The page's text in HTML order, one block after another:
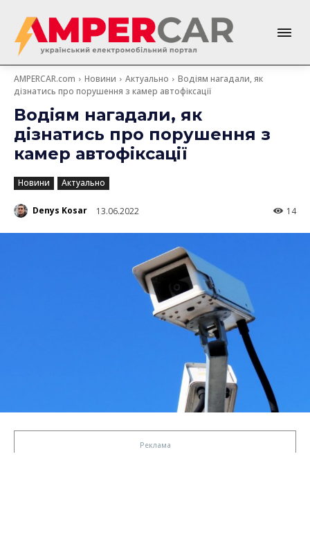
AMPERCAR.com Новини Актуально
Водіям нагадали, як
дізнатись про порушення з камер автофіксації
Водіям нагадали, як
дізнатись про порушення з
камер автофіксації
Новини Актуально
Denys Kosar 13.06.2022 14